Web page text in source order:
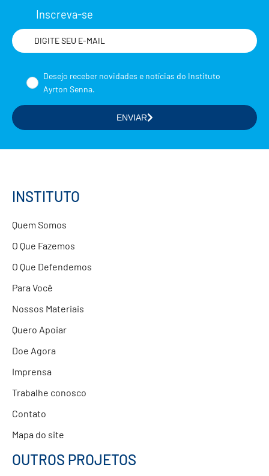
Inscreva-se
Nome
Formação de Educadores
Parcerias com Empresas
Desejo receber novidades e notícias do Instituto
Ayrton Senna.
ENVIAR
INSTITUTO
Quem Somos
O Que Fazemos
O Que Defendemos
Para Você
Nossos Materiais
Quero Apoiar
Doe Agora
Imprensa
Trabalhe conosco
Contato
Mapa do site
OUTROS PROJETOS